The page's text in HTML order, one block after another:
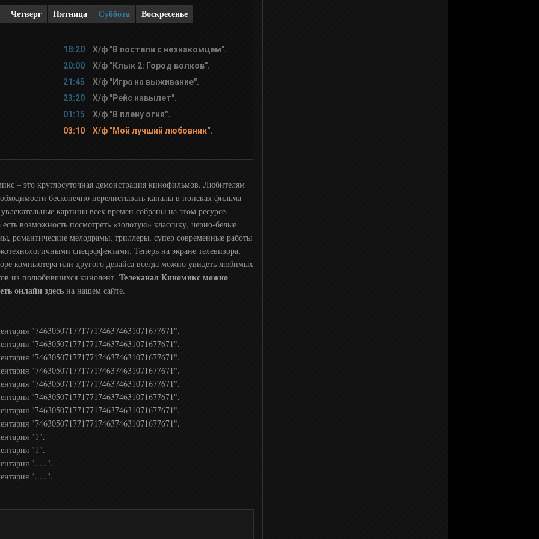
Четверг Пятница Суббота Воскресенье
18:20
Х/ф "В постели с незнакомцем".
20:00
Х/ф "Клык 2: Город волков".
21:45
Х/ф "Игра на выживание".
23:20
Х/ф "Рейс навылет".
01:15
Х/ф "В плену огня".
03:10
Х/ф "Мой лучший любовник".
– это круглосуточная демонстрация кинофильмов. Любителям
бесконечно перелистывать каналы в поисках фильма –
картины всех времен собраны на этом ресурсе.
есть возможность посмотреть «золотую» классику, черно-белые
романтические мелодрамы, триллеры, супер современные работы
спецэффектами. Теперь на экране телевизора,
компьютера или другого девайса всегда можно увидеть любимых
из полюбившихся кинолент. Телеканал Киномикс можно
онлайн здесь на нашем сайте.
"746305071771771746374631071677671".
"746305071771771746374631071677671".
"746305071771771746374631071677671".
"746305071771771746374631071677671".
"746305071771771746374631071677671".
"746305071771771746374631071677671".
"746305071771771746374631071677671".
"746305071771771746374631071677671".
"1".
"1".
".....".
".....".